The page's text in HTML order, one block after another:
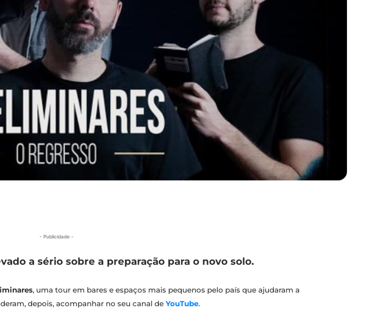
- Publicidade -
a sério sobre a preparação para o novo solo.
, uma tour em bares e espaços mais pequenos pelo país que ajudaram a
depois, acompanhar no seu canal de YouTube.